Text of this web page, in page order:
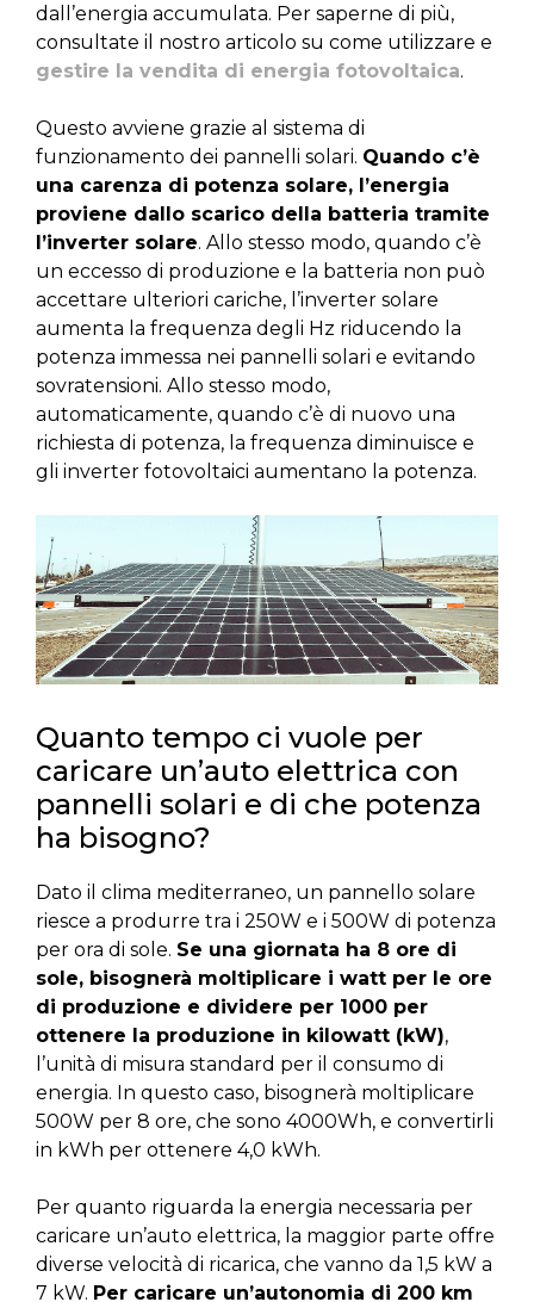
dall’energia accumulata. Per saperne di più,
consultate il nostro articolo su come utilizzare e
gestire la vendita di energia fotovoltaica.
Questo avviene grazie al sistema di
funzionamento dei pannelli solari. Quando c’è
una carenza di potenza solare, l’energia
proviene dallo scarico della batteria tramite
l’inverter solare. Allo stesso modo, quando c’è
un eccesso di produzione e la batteria non può
accettare ulteriori cariche, l’inverter solare
aumenta la frequenza degli Hz riducendo la
potenza immessa nei pannelli solari e evitando
sovratensioni. Allo stesso modo,
automaticamente, quando c’è di nuovo una
richiesta di potenza, la frequenza diminuisce e
gli inverter fotovoltaici aumentano la potenza.
Quanto tempo ci vuole per
caricare un’auto elettrica con
pannelli solari e di che potenza
ha bisogno?
Dato il clima mediterraneo, un pannello solare
riesce a produrre tra i 250W e i 500W di potenza
per ora di sole. Se una giornata ha 8 ore di
sole, bisognerà moltiplicare i watt per le ore
di produzione e dividere per 1000 per
ottenere la produzione in kilowatt (kW),
l’unità di misura standard per il consumo di
energia. In questo caso, bisognerà moltiplicare
500W per 8 ore, che sono 4000Wh, e convertirli
in kWh per ottenere 4,0 kWh.
Per quanto riguarda la energia necessaria per
caricare un’auto elettrica, la maggior parte offre
diverse velocità di ricarica, che vanno da 1,5 kW a
7 kW. Per caricare un’autonomia di 200 km